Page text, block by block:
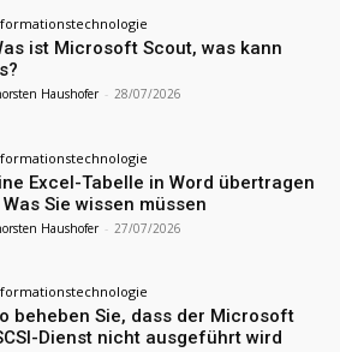
ist Microsoft Scout, was kann
Haushofer - 28/07/2026
Excel-Tabelle in Word übertragen
Was Sie wissen müssen
Haushofer - 27/07/2026
beheben Sie, dass der Microsoft
Dienst nicht ausgeführt wird